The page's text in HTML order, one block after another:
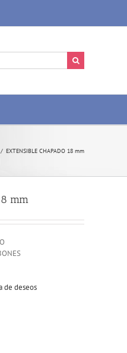
/ EXTENSIBLE CHAPADO 18 mm
mm
de deseos